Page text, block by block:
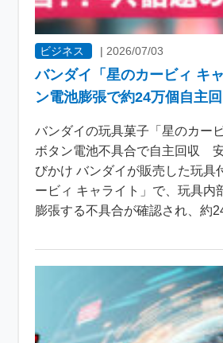
ビジネス | 2026/07/03
バンダイ「星のカービィ キ
ン電池膨張で約24万個自主
バンダイの玩具菓子「星のカー
ボタン電池不具合で自主回収
びかけ バンダイが販売した玩具
ービィ キャライト」で、玩具内
膨張する不具合が確認され、約